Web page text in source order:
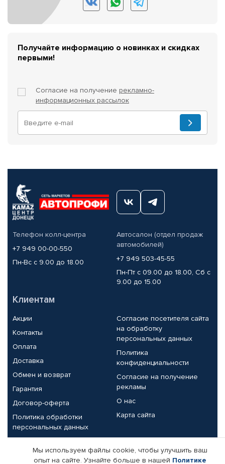
Получайте информацию о новинках и скидках
первыми!
Согласие на получение рекламно-
информационных рассылок
Телефон колл-центра
+7 949 00-00-550
Пн-Вс с 9.00 до 18.00
Автосалон (отдел продаж
автомобилей)
+7 949 503-45-55
Пн-Пт с 09.00 до 18.00, Сб с
9.00 до 15.00
Клиентам
Акции
Контакты
Оплата
Доставка
Обмен и возврат
Гарантия
Договор-оферта
Политика обработки
персональных данных
Согласие посетителя сайта
на обработку
персональных данных
Политика
конфиденциальности
Согласие на получение
рекламы
О нас
Карта сайта
Партнерам
Мы используем файлы cookie, чтобы улучшить ваш
опыт на сайте. Узнайте больше в нашей Политике